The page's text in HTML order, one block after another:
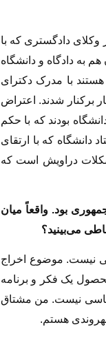
وکلای دادگستری که با
به دادگاه و دانشگاه
هستند با مدرک دکترای
از کار برکنار شدند. اعتراض
بودند که با حکم
دانشگاه که با ارتقای
دراویش است که
بود. واقعاً میان
می‌بینید؟
نیست. موضوع اخراج
یک فکر و برنامه
سیاسی نیست. من مشتاق
هستم.